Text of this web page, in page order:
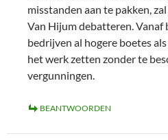
misstanden aan te pakken,
Van Hijum debatteren. Vanaf
bedrijven al hogere boetes
het werk zetten zonder te
vergunningen.
BEANTWOORDEN